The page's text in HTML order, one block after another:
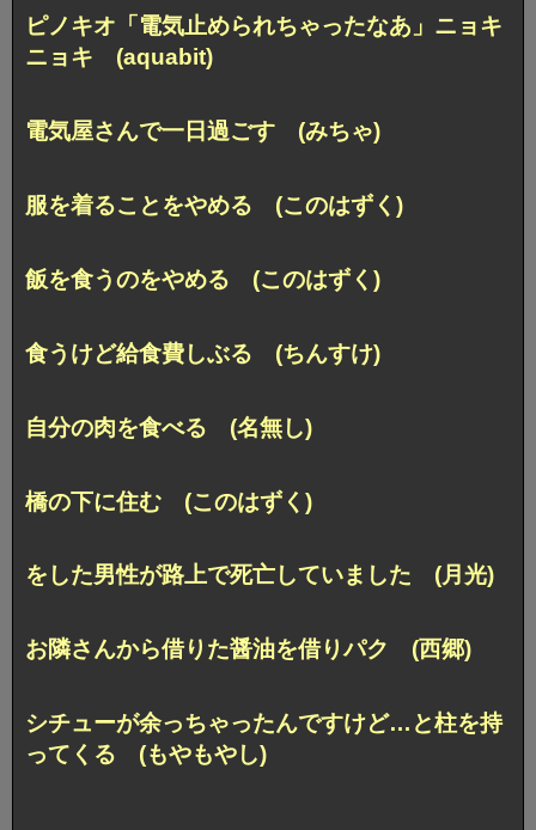
ピノキオ「電気止められちゃったなあ」 ニョキ
ニョキ (aquabit)
電気屋さんで一日過ごす (みちゃ)
服を着ることをやめる (このはずく)
飯を食うのをやめる (このはずく)
食うけど給食費しぶる (ちんすけ)
自分の肉を食べる (名無し)
橋の下に住む (このはずく)
をした男性が路上で死亡していました (月光)
お隣さんから借りた醤油を借りパク (西郷)
シチューが余っちゃったんですけど… と柱を持
ってくる (もやもやし)